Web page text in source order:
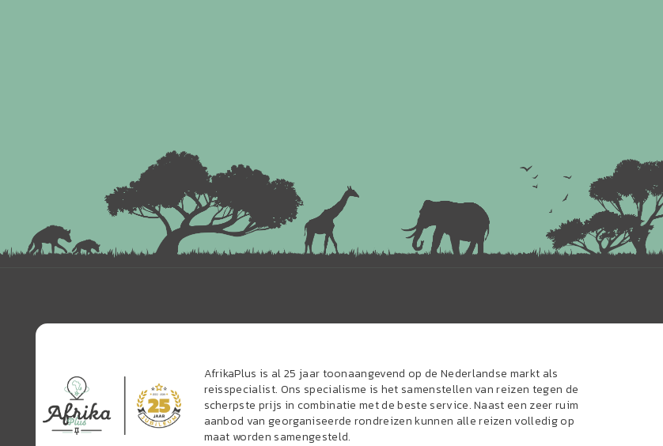
AfrikaPlus is al 25 jaar toonaangevend op de Nederlandse markt als
reisspecialist. Ons specialisme is het samenstellen van reizen tegen de
scherpste prijs in combinatie met de beste service. Naast een zeer ruim
aanbod van georganiseerde rondreizen kunnen alle reizen volledig op
maat worden samengesteld.